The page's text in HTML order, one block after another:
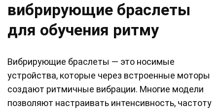
вибрирующие браслеты
для обучения ритму
Вибрирующие браслеты — это носимые
устройства, которые через встроенные моторы
создают ритмичные вибрации. Многие модели
позволяют настраивать интенсивность, частоту